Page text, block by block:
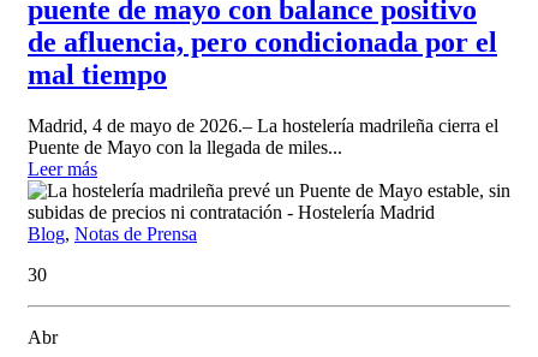
puente de mayo con balance positivo
de afluencia, pero condicionada por el
mal tiempo
Madrid, 4 de mayo de 2026.– La hostelería madrileña cierra el
Puente de Mayo con la llegada de miles...
Leer más
Blog, Notas de Prensa
30
Abr